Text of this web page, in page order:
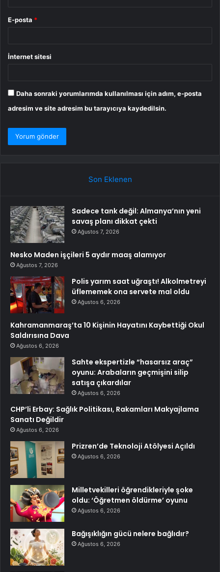
E-posta *
İnternet sitesi
Daha sonraki yorumlarımda kullanılması için adım, e-posta
adresim ve site adresim bu tarayıcıya kaydedilsin.
Son Eklenen
Sadece tank değil: Almanya’nın yeni
savaş planı dikkat çekti
Ağustos 7, 2026
Nesko Maden işçileri 5 aydır maaş alamıyor
Ağustos 7, 2026
Polis yarım saat uğraştı! Alkolmetreyi
üflememek ona servete mal oldu
Ağustos 6, 2026
Kahramanmaraş’ta 10 Kişinin Hayatını Kaybettiği Okul
Saldırısına Dava
Ağustos 6, 2026
Sahte ekspertizle “hasarsız araç”
oyunu: Arabaların geçmişini silip
satışa çıkardılar
Ağustos 6, 2026
CHP’li Erbay: Sağlık Politikası, Rakamları Makyajlama
Sanatı Değildir
Ağustos 6, 2026
Prizren’de Teknoloji Atölyesi Açıldı
Ağustos 6, 2026
Milletvekilleri öğrendikleriyle şoke
oldu: ‘Öğretmen öldürme’ oyunu
Ağustos 6, 2026
Bağışıklığın gücü nelere bağlıdır?
Ağustos 6, 2026